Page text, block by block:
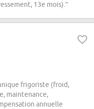
13e mois).”
frigoriste (froid,
maintenance,
annuelle